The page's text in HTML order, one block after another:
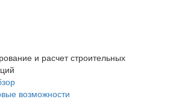
и расчет строительных
возможности